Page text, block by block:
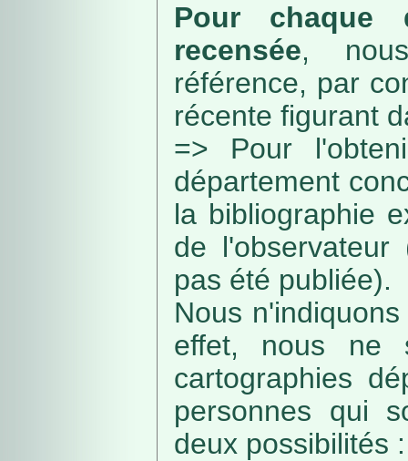
Pour chaque
recensée,
référence, par
récente figurant
=> Pour
département
la bibliographie
de
pas été publiée).
Nous
effet, nous ne
cartographies
personnes qui
deux possibilités :